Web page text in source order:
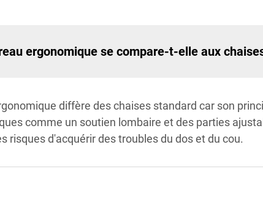
ergonomique se compare-t-elle aux
diffère des chaises standard car son
comme un soutien lombaire et des parties
risques d'acquérir des troubles du dos et du cou.